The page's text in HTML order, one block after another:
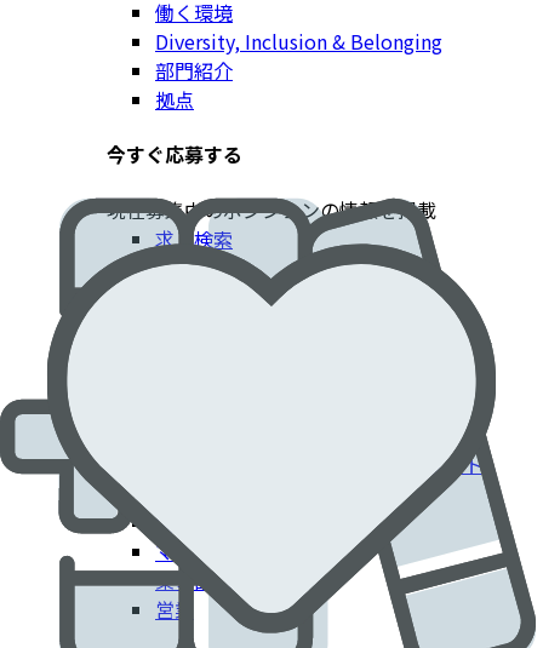
働く環境
Diversity, Inclusion & Belonging
部門紹介
拠点
今すぐ応募する​
現在募集中のポジションの情報を掲載​
求人検索
採用情報
患者さんに貢献するエドワーズでのキャリア​
フィールドクリニカルスペシャリスト
製造工場
マーケティング
薬事部門
営業